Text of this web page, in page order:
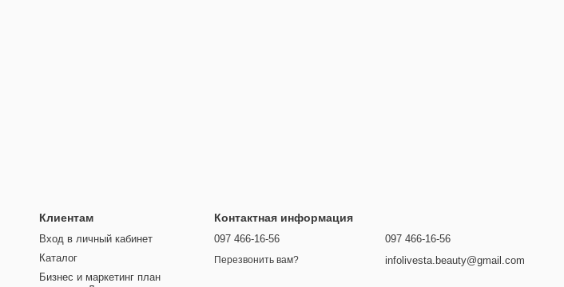
Клиентам
Вход в личный кабинет
Каталог
Бизнес и маркетинг план
Контактная информация
097 466-16-56
Перезвонить вам?
097 466-16-56
infolivesta.beauty@gmail.com